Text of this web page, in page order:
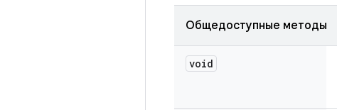
Общедоступные методы
void